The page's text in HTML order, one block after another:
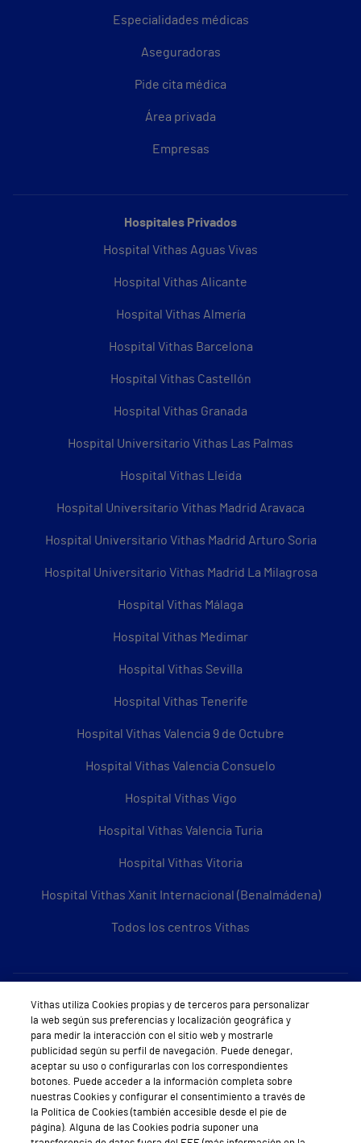
Especialidades médicas
Aseguradoras
Pide cita médica
Área privada
Empresas
Hospitales Privados
Hospital Vithas Aguas Vivas
Hospital Vithas Alicante
Hospital Vithas Almería
Hospital Vithas Barcelona
Hospital Vithas Castellón
Hospital Vithas Granada
Hospital Universitario Vithas Las Palmas
Hospital Vithas Lleida
Hospital Universitario Vithas Madrid Aravaca
Hospital Universitario Vithas Madrid Arturo Soria
Hospital Universitario Vithas Madrid La Milagrosa
Hospital Vithas Málaga
Hospital Vithas Medimar
Hospital Vithas Sevilla
Hospital Vithas Tenerife
Hospital Vithas Valencia 9 de Octubre
Hospital Vithas Valencia Consuelo
Hospital Vithas Vigo
Hospital Vithas Valencia Turia
Hospital Vithas Vitoria
Hospital Vithas Xanit Internacional (Benalmádena)
Todos los centros Vithas
Sobre Vithas
Quiénes somos
Trabajar en Vithas
Teléfono Cita Médica
Teléfono Atención al Cliente
Vithas utiliza Cookies propias y de terceros para personalizar
la web según sus preferencias y localización geográfica y
para medir la interacción con el sitio web y mostrarle
publicidad según su perfil de navegación. Puede denegar,
aceptar su uso o configurarlas con los correspondientes
botones. Puede acceder a la información completa sobre
nuestras Cookies y configurar el consentimiento a través de
la Política de Cookies (también accesible desde el pie de
página). Alguna de las Cookies podría suponer una